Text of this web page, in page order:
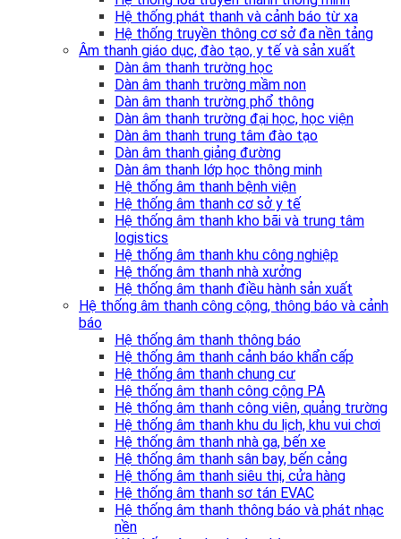
Hệ thống phát thanh và cảnh báo từ xa
Hệ thống truyền thông cơ sở đa nền tảng
Âm thanh giáo dục, đào tạo, y tế và sản xuất
Dàn âm thanh trường học
Dàn âm thanh trường mầm non
Dàn âm thanh trường phổ thông
Dàn âm thanh trường đại học, học viện
Dàn âm thanh trung tâm đào tạo
Dàn âm thanh giảng đường
Dàn âm thanh lớp học thông minh
Hệ thống âm thanh bệnh viện
Hệ thống âm thanh cơ sở y tế
Hệ thống âm thanh kho bãi và trung tâm
logistics
Hệ thống âm thanh khu công nghiệp
Hệ thống âm thanh nhà xưởng
Hệ thống âm thanh điều hành sản xuất
Hệ thống âm thanh công cộng, thông báo và cảnh
báo
Hệ thống âm thanh thông báo
Hệ thống âm thanh cảnh báo khẩn cấp
Hệ thống âm thanh chung cư
Hệ thống âm thanh công cộng PA
Hệ thống âm thanh công viên, quảng trường
Hệ thống âm thanh khu du lịch, khu vui chơi
Hệ thống âm thanh nhà ga, bến xe
Hệ thống âm thanh sân bay, bến cảng
Hệ thống âm thanh siêu thị, cửa hàng
Hệ thống âm thanh sơ tán EVAC
Hệ thống âm thanh thông báo và phát nhạc
nền